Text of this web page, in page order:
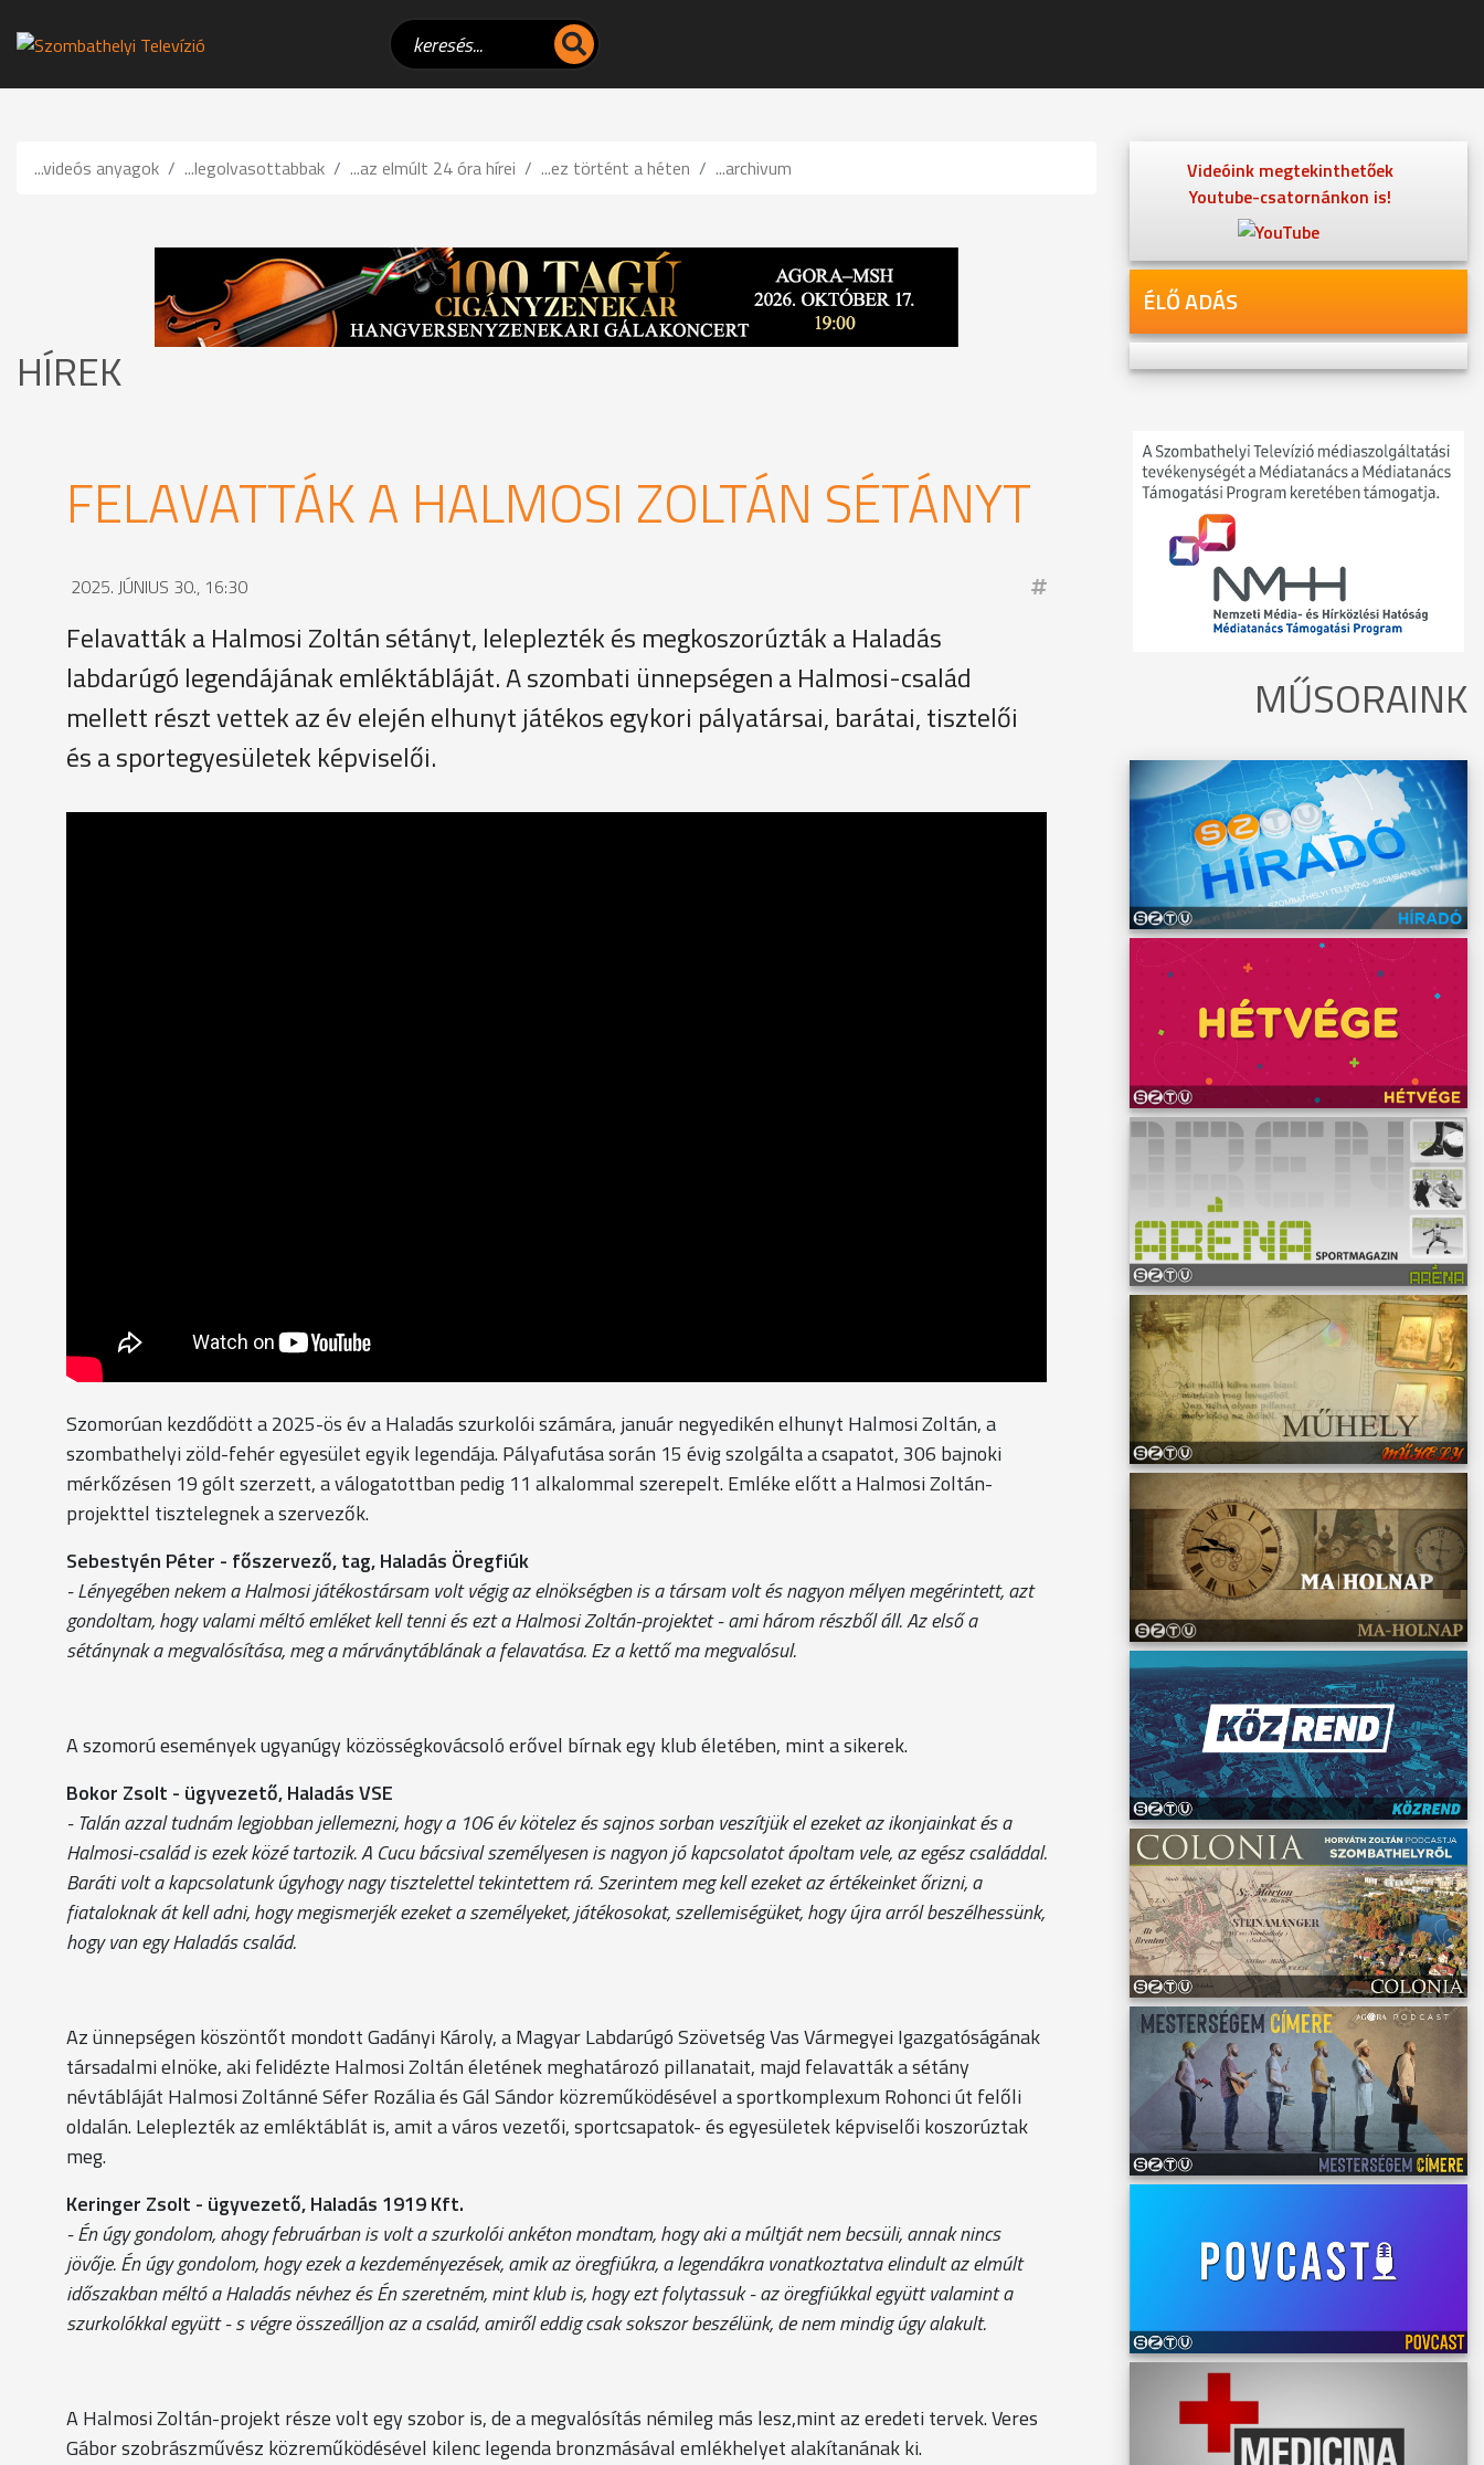
...videós anyagok ...legolvasottabbak ...az elmúlt 24 óra hírei ...ez történt a héten ...archivum
HÍREK
FELAVATTÁK A HALMOSI ZOLTÁN SÉTÁNYT
2025. JÚNIUS 30., 16:30
Felavatták a Halmosi Zoltán sétányt, leleplezték és megkoszorúzták a Haladás
labdarúgó legendájának emléktábláját. A szombati ünnepségen a Halmosi-család
mellett részt vettek az év elején elhunyt játékos egykori pályatársai, barátai, tisztelői
és a sportegyesületek képviselői.
Szomorúan kezdődött a 2025-ös év a Haladás szurkolói számára, január negyedikén elhunyt Halmosi Zoltán, a
szombathelyi zöld-fehér egyesület egyik legendája. Pályafutása során 15 évig szolgálta a csapatot, 306 bajnoki
mérkőzésen 19 gólt szerzett, a válogatottban pedig 11 alkalommal szerepelt. Emléke előtt a Halmosi Zoltán-
projekttel tisztelegnek a szervezők.
Sebestyén Péter - főszervező, tag, Haladás Öregfiúk
- Lényegében nekem a Halmosi játékostársam volt végig az elnökségben is a társam volt és nagyon mélyen megérintett, azt
gondoltam, hogy valami méltó emléket kell tenni és ezt a Halmosi Zoltán-projektet - ami három részből áll. Az első a
sétánynak a megvalósítása, meg a márványtáblának a felavatása. Ez a kettő ma megvalósul.
A szomorú események ugyanúgy közösségkovácsoló erővel bírnak egy klub életében, mint a sikerek.
Bokor Zsolt - ügyvezető, Haladás VSE
- Talán azzal tudnám legjobban jellemezni, hogy a 106 év kötelez és sajnos sorban veszítjük el ezeket az ikonjainkat és a
Halmosi-család is ezek közé tartozik. A Cucu bácsival személyesen is nagyon jó kapcsolatot ápoltam vele, az egész családdal.
Baráti volt a kapcsolatunk úgyhogy nagy tisztelettel tekintettem rá. Szerintem meg kell ezeket az értékeinket őrizni, a
fiataloknak át kell adni, hogy megismerjék ezeket a személyeket, játékosokat, szellemiségüket, hogy újra arról beszélhessünk,
hogy van egy Haladás család.
Az ünnepségen köszöntőt mondott Gadányi Károly, a Magyar Labdarúgó Szövetség Vas Vármegyei Igazgatóságának
társadalmi elnöke, aki felidézte Halmosi Zoltán életének meghatározó pillanatait, majd felavatták a sétány
névtábláját Halmosi Zoltánné Séfer Rozália és Gál Sándor közreműködésével a sportkomplexum Rohonci út felőli
oldalán. Leleplezték az emléktáblát is, amit a város vezetői, sportcsapatok- és egyesületek képviselői koszorúztak
meg.
Keringer Zsolt - ügyvezető, Haladás 1919 Kft.
- Én úgy gondolom, ahogy februárban is volt a szurkolói ankéton mondtam, hogy aki a múltját nem becsüli, annak nincs
jövője. Én úgy gondolom, hogy ezek a kezdeményezések, amik az öregfiúkra, a legendákra vonatkoztatva elindult az elmúlt
időszakban méltó a Haladás névhez és Én szeretném, mint klub is, hogy ezt folytassuk - az öregfiúkkal együtt valamint a
szurkolókkal együtt - s végre összeálljon az a család, amiről eddig csak sokszor beszélünk, de nem mindig úgy alakult.
A Halmosi Zoltán-projekt része volt egy szobor is, de a megvalósítás némileg más lesz,mint az eredeti tervek. Veres
Gábor szobrászművész közreműködésével kilenc legenda bronzmásával emlékhelyet alakítanának ki.
Videóink megtekinthetőek
Youtube-csatornánkon is!
ÉLŐ ADÁS
MŰSORAINK